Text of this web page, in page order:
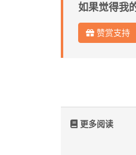
如果觉得我
赞赏支持
更多阅读